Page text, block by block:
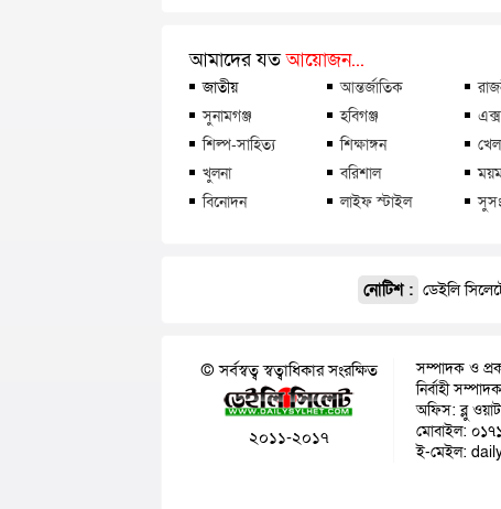
আমাদের যতআয়োজন...
জাতীয় আন্তর্জাতিক
সুনামগঞ্জ
হবিগঞ্জ
শিল্প-সাহিত্য
শিক্ষাঙ্গন
খুলনা
বরিশাল
বিনোদন
লাইফ স্টাইল
নোটিশ : ডেইলি
© সর্বস্বত্ব স্বত্বাধিকার সংরক্ষিত
২০১১-২০১৭
সম্পাদক ও
নির্বাহী
অফিস: ব্লু
মোবাইল:
ই-মেইল: